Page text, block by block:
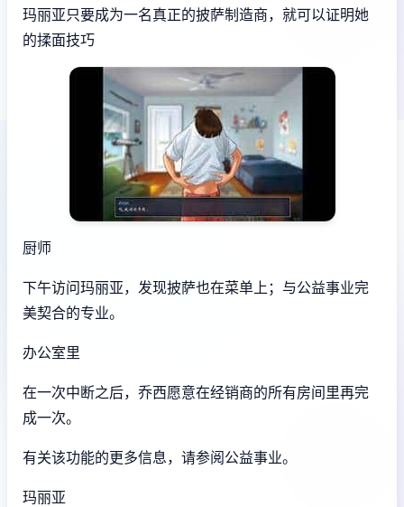
玛丽亚只要成为一名真正的披萨制造商，就可以证明她
的揉面技巧
厨师
下午访问玛丽亚，发现披萨也在菜单上；与公益事业完
美契合的专业。
办公室里
在一次中断之后，乔西愿意在经销商的所有房间里再完
成一次。
有关该功能的更多信息，请参阅公益事业。
玛丽亚